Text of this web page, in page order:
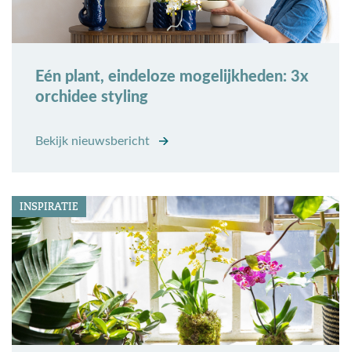
Eén plant, eindeloze mogelijkheden: 3x
orchidee styling
Bekijk nieuwsbericht
INSPIRATIE